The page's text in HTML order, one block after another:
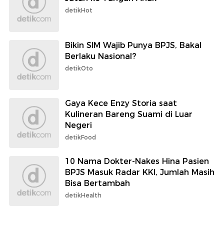
detikHot
Bikin SIM Wajib Punya BPJS, Bakal
Berlaku Nasional?
detikOto
Gaya Kece Enzy Storia saat
Kulineran Bareng Suami di Luar
Negeri
detikFood
10 Nama Dokter-Nakes Hina Pasien
BPJS Masuk Radar KKI, Jumlah Masih
Bisa Bertambah
detikHealth